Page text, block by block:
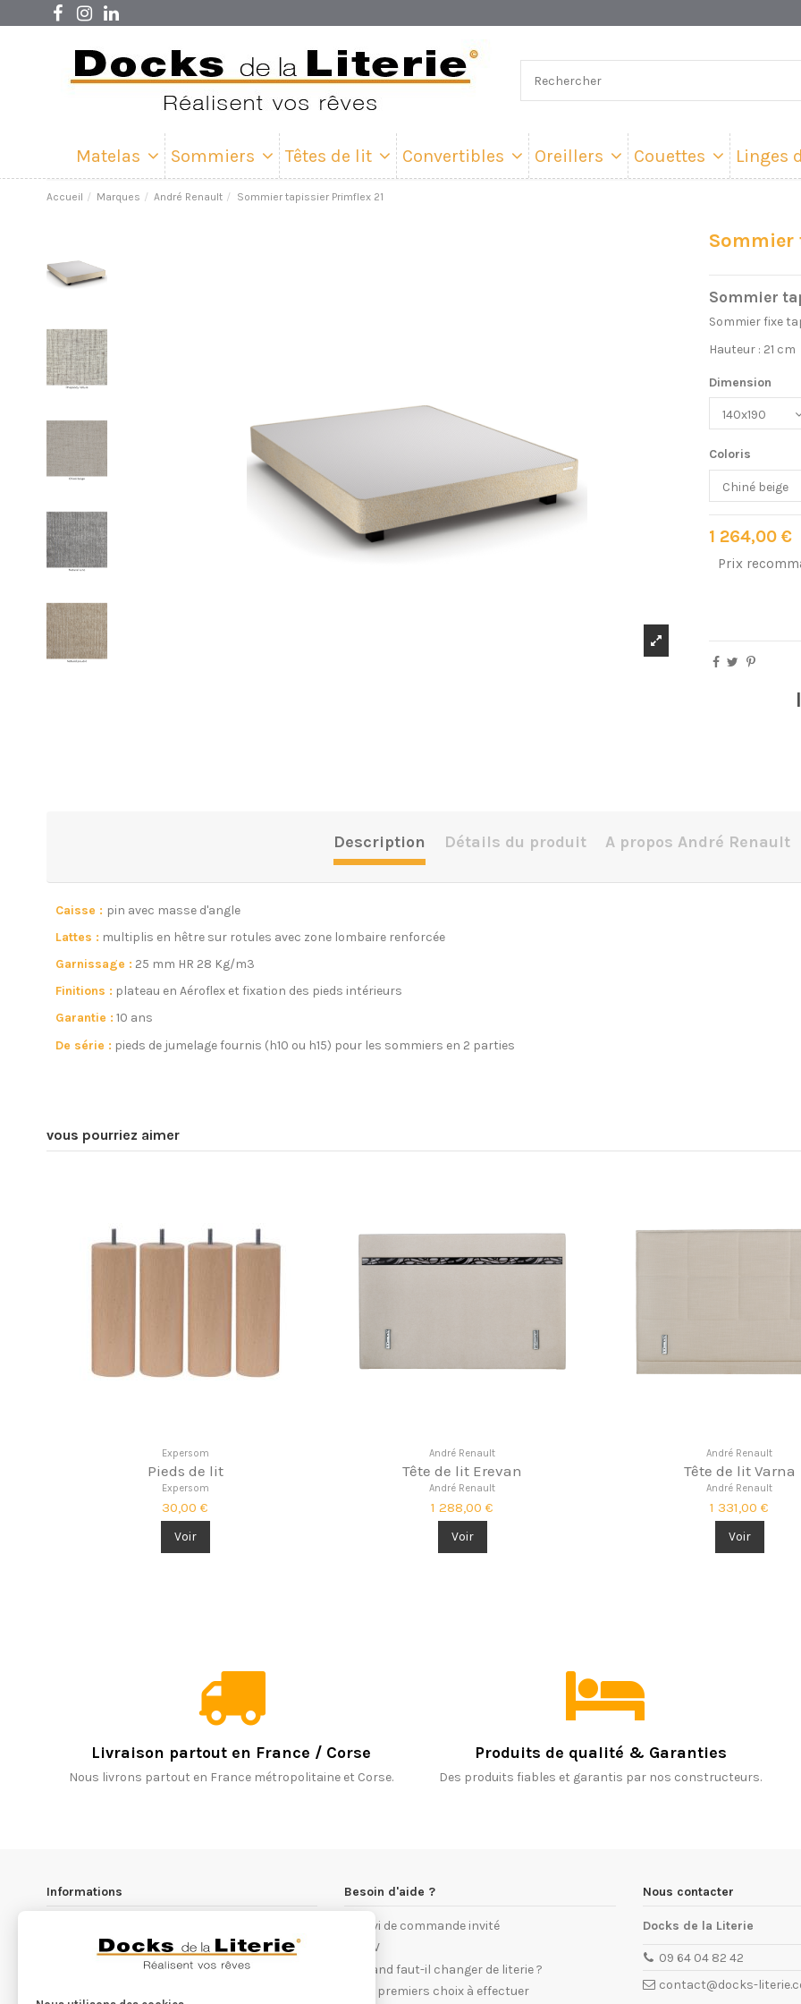
Matelas Sommiers Têtes de lit Convertibles Oreillers Couettes Linges
Accueil Marques André Renault Sommier tapissier Primflex 21
Sommier
Sommier
Sommier fixe
Hauteur : 21 cm
Dimension
Coloris
1 264,00 €
Prix
Description Détails du produit A propos André Renault
Caisse : pin avec masse d'angle
Lattes : multiplis en hêtre sur rotules avec zone lombaire renforcée
Garnissage : 25 mm HR 28 Kg/m3
Finitions : plateau en Aéroflex et fixation des pieds intérieurs
Garantie : 10 ans
De série : pieds de jumelage fournis (h10 ou h15) pour les sommiers en 2 parties
vous pourriez aimer
Expersom
Pieds de lit
Expersom
30,00 €
Voir
André Renault
Tête de lit Erevan
André Renault
1 288,00 €
Voir
André Renault
Tête de lit Varna
André Renault
1 331,00 €
Voir
Livraison partout en France / Corse
Nous livrons partout en France métropolitaine et Corse.
Produits de qualité & Garanties
Des produits fiables et garantis par nos constructeurs.
Informations
Notre philosophie
Conditions générales de ventes
Besoin d'aide ?
Suivi de commande invité
S.A.V
Quand faut-il changer de literie ?
Les premiers choix à effectuer
Nous contacter
Docks de la Literie
09 64 04 82 42
contact@docks-